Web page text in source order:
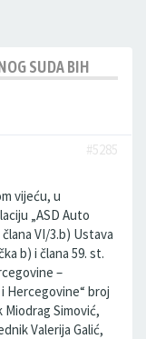
SUDA BIH
#5285
vijeću, u
„ASD Auto
VI/3.b) Ustava
b) i člana 59. st.
–
Hercegovine“ broj
Simović,
Valerija Galić,